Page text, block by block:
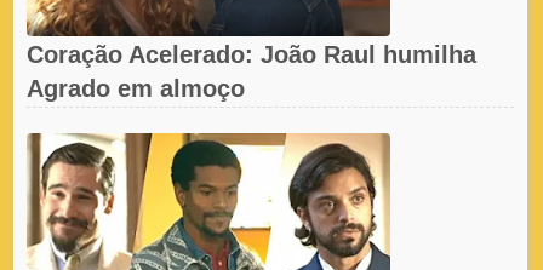
Coração Acelerado: João Raul humilha
Agrado em almoço